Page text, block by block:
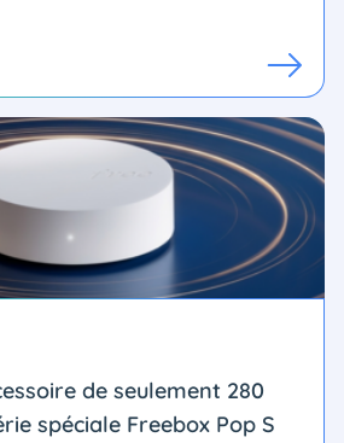
de seulement 280
spéciale Freebox Pop S